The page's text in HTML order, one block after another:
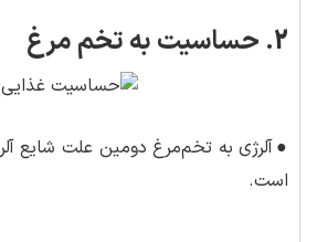
2. حساسیت به تخم مرغ
●آلرژی به تخم‌مرغ دومین علت شایع
است.